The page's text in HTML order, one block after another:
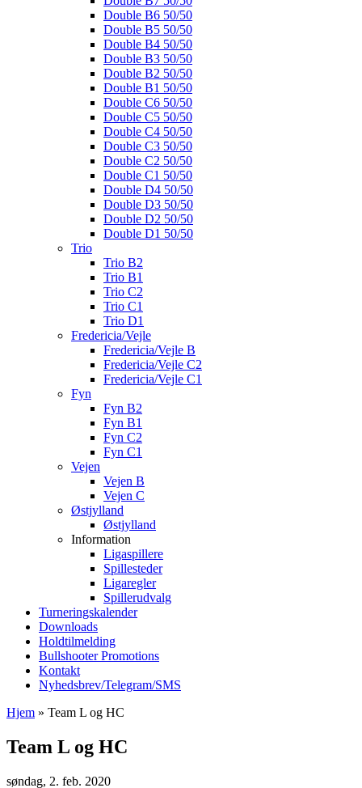
Double B6 50/50
Double B5 50/50
Double B4 50/50
Double B3 50/50
Double B2 50/50
Double B1 50/50
Double C6 50/50
Double C5 50/50
Double C4 50/50
Double C3 50/50
Double C2 50/50
Double C1 50/50
Double D4 50/50
Double D3 50/50
Double D2 50/50
Double D1 50/50
Trio
Trio B2
Trio B1
Trio C2
Trio C1
Trio D1
Fredericia/Vejle
Fredericia/Vejle B
Fredericia/Vejle C2
Fredericia/Vejle C1
Fyn
Fyn B2
Fyn B1
Fyn C2
Fyn C1
Vejen
Vejen B
Vejen C
Østjylland
Østjylland
Information
Ligaspillere
Spillesteder
Ligaregler
Spillerudvalg
Turneringskalender
Downloads
Holdtilmelding
Bullshooter Promotions
Kontakt
Nyhedsbrev/Telegram/SMS
Hjem » Team L og HC
Team L og HC
søndag, 2. feb. 2020